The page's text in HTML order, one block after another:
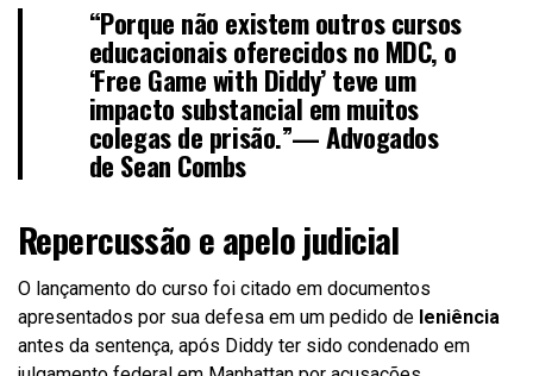
“Porque não existem outros cursos
educacionais oferecidos no MDC, o
‘Free Game with Diddy’ teve um
impacto substancial em muitos
colegas de prisão.”— Advogados
de Sean Combs
Repercussão e apelo judicial
O lançamento do curso foi citado em documentos
apresentados por sua defesa em um pedido de leniência
antes da sentença, após Diddy ter sido condenado em